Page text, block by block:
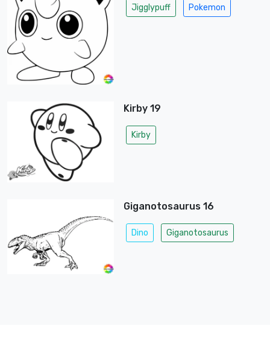
Jigglypuff Pokemon
Kirby 19
Kirby
Giganotosaurus 16
Dino Giganotosaurus